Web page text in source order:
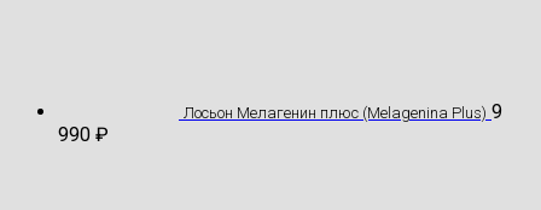
Лосьон Мелагенин плюс (Melagenina Plus) 9
990 ₽